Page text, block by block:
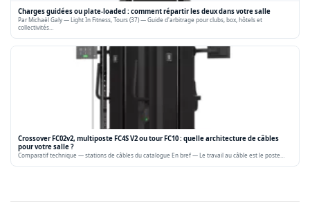
Charges guidées ou plate-loaded : comment répartir les deux dans votre salle
Par Michaël Galy — Light In Fitness, Tours (37) — Guide d'arbitrage pour clubs, box, hôtels et
collectivités…
Crossover FC02v2, multiposte FC4S V2 ou tour FC10 : quelle architecture de câbles
pour votre salle ?
Comparatif technique — stations de câbles du catalogue En bref — Le travail au câble est le poste…